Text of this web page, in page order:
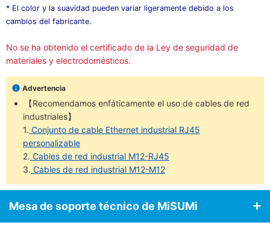
* El color y la suavidad pueden variar ligeramente debido a los
cambios del fabricante.
No se ha obtenido el certificado de la Ley de seguridad de
materiales y electrodomésticos.
Advertencia
【Recomendamos enfáticamente el uso de cables de red
industriales】
1. Conjunto de cable Ethernet industrial RJ45
personalizable
2. Cables de red industrial M12-RJ45
3. Cables de red industrial M12-M12
Mesa de soporte técnico de MiSUMi